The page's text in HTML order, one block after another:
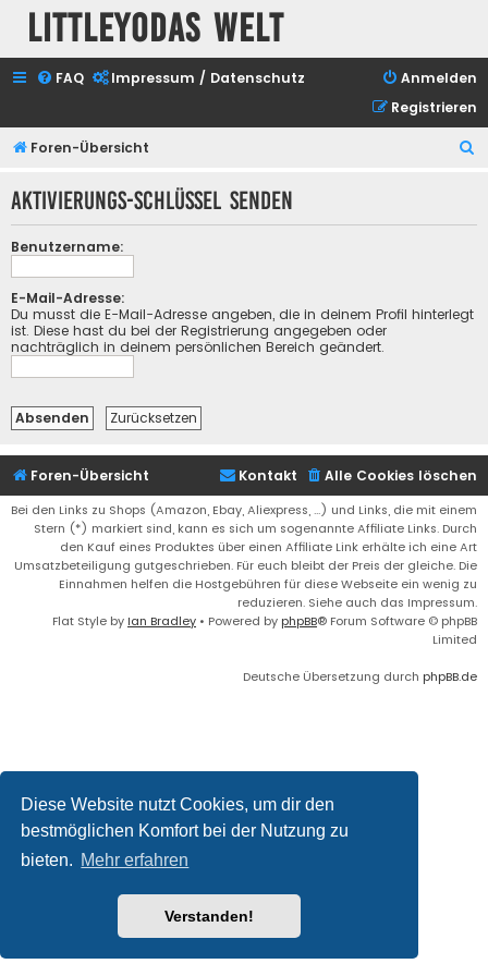
Diese Website nutzt Cookies, um dir den
bestmöglichen Komfort bei der Nutzung zu
bieten. Mehr erfahren
Verstanden!
Littleyodas Welt
FAQ Impressum / Datenschutz
Anmelden
Registrieren
Foren-Übersicht
h
Aktivierungs-Schlüssel senden
Benutzername:
E-Mail-Adresse:
Du musst die E-Mail-Adresse angeben, die in deinem Profil hinterlegt
ist. Diese hast du bei der Registrierung angegeben oder
nachträglich in deinem persönlichen Bereich geändert.
Foren-Übersicht Alle Cookies löschen
Kontakt
Bei den Links zu Shops (Amazon, Ebay, Aliexpress, ...) und Links, die mit einem
Stern (*) markiert sind, kann es sich um sogenannte Affiliate Links. Durch
den Kauf eines Produktes über einen Affiliate Link erhälte ich eine Art
Umsatzbeteiligung gutgeschrieben. Für euch bleibt der Preis der gleiche. Die
Einnahmen helfen die Hostgebühren für diese Webseite ein wenig zu
reduzieren. Siehe auch das Impressum.
Flat Style by Ian Bradley • Powered by phpBB® Forum Software © phpBB
Limited
Deutsche Übersetzung durch phpBB.de